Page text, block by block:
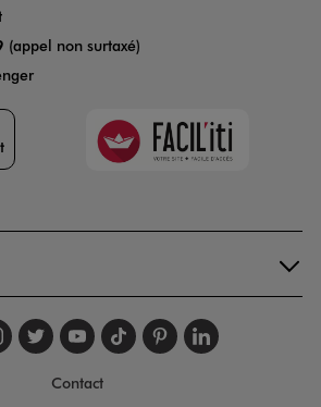
(appel non surtaxé)
Faciliti
nous sur
nous sur
Suivez-nous sur
Suivez-nous
Suivez-nous
Suivez-
Contact